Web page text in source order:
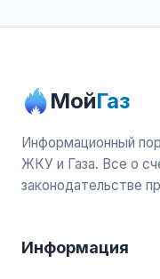
МойГаз
Информационный
ЖКУ и Газа. Все о
законодательстве
Информация